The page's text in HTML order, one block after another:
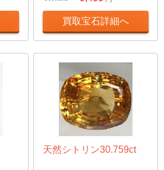
買取宝石詳細へ
天然シトリン30.759ct